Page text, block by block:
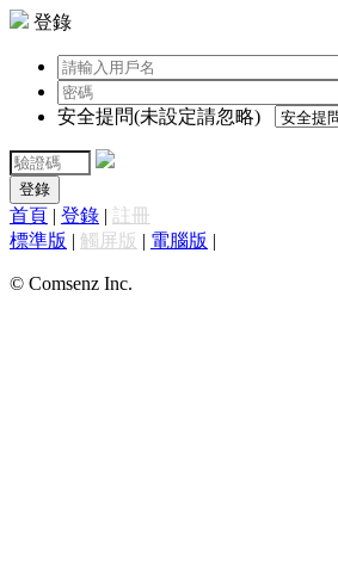
登錄
安全提問(未設定請忽略)
登錄
首頁 | 登錄 | 註冊
標準版 | 觸屏版 | 電腦版 |
© Comsenz Inc.